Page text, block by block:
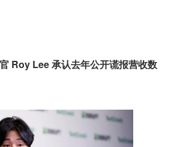
Roy Lee 承认去年公开谎报营收数